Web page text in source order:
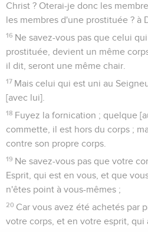
Christ ? Oterai-je donc les
les membres d'une prostituée ? à
16 Ne savez-vous pas que celui
prostituée, devient un même
il dit, seront une même chair.
17 Mais celui qui est uni au
[avec lui].
18 Fuyez la fornication ; quelque
commette, il est hors du corps ;
contre son propre corps.
19 Ne savez-vous pas que votre
Esprit, qui est en vous, et que
n'êtes point à vous-mêmes ;
20 Car vous avez été achetés par
votre corps, et en votre esprit, qui